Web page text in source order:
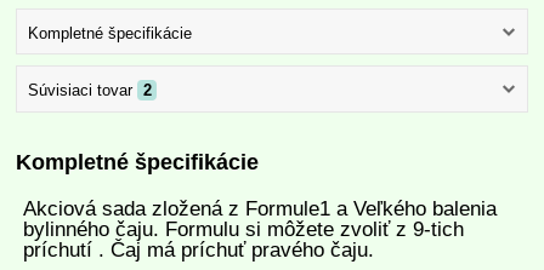
Kompletné špecifikácie
Súvisiaci tovar 2
Kompletné špecifikácie
Akciová sada zložená z Formule1 a Veľkého balenia
bylinného čaju. Formulu si môžete zvoliť z 9-tich
príchutí . Čaj má príchuť pravého čaju.